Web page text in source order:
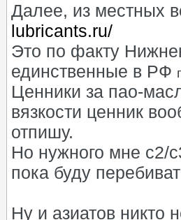
Далее, из местных
lubricants.ru/
Это по факту
единственные в РФ
Ценники за пао-
вязкости ценник
отпишу.
Но нужного мне с2/
пока буду
Ну и азиатов никто